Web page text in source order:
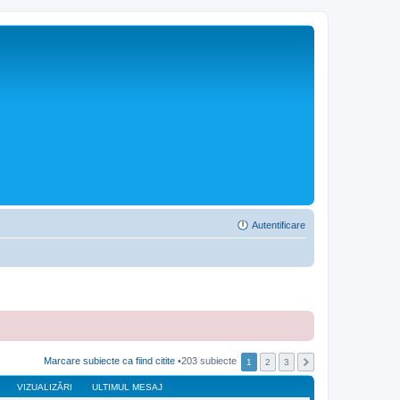
Autentificare
Marcare subiecte ca fiind citite •203 subiecte 1 2 3
VIZUALIZĂRI ULTIMUL MESAJ